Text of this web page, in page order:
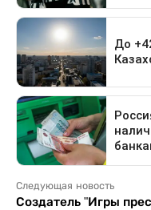
Следующая новость
Создатель "Игры